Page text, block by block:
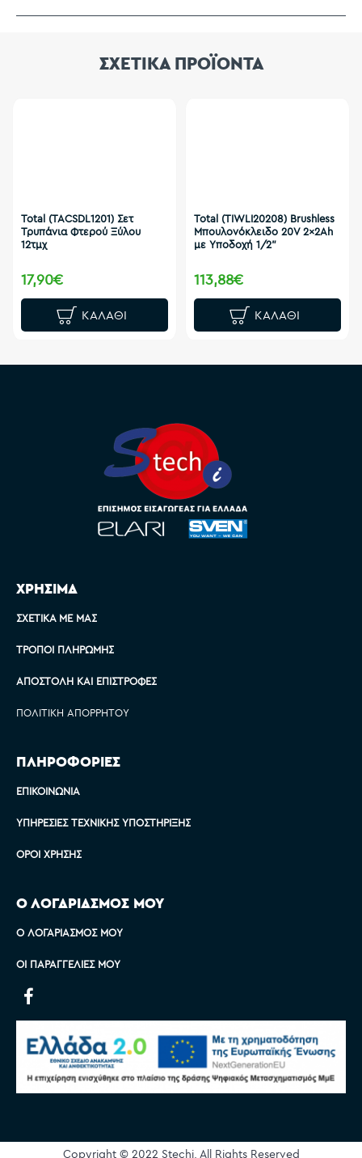
ΣΧΕΤΙΚΑ ΠΡΟΪΟΝΤΑ
Total (TACSDL1201) Σετ
Τρυπάνια Φτερού Ξύλου
12τμχ
17,90€
ΚΑΛΆΘΙ
Total (TIWLI20208) Brushless
Μπουλονόκλειδο 20V 2x2Ah
με Υποδοχή 1/2"
113,88€
ΚΑΛΆΘΙ
ΧΡΗΣΙΜΑ
ΣΧΕΤΙΚΆ ΜΕ ΜΑΣ
ΤΡΌΠΟΙ ΠΛΗΡΩΜΉΣ
ΑΠΟΣΤΟΛΉ ΚΑΙ ΕΠΙΣΤΡΟΦΈΣ
ΠΟΛΙΤΙΚΉ ΑΠΟΡΡΉΤΟΥ
ΠΛΗΡΟΦΟΡΙΕΣ
ΕΠΙΚΟΙΝΩΝΊΑ
ΥΠΗΡΕΣΊΕΣ ΤΕΧΝΙΚΉΣ ΥΠΟΣΤΉΡΙΞΗΣ
ΌΡΟΙ ΧΡΉΣΗΣ
Ο ΛΟΓΑΡΙΑΣΜΟΣ ΜΟΥ
Ο ΛΟΓΑΡΙΑΣΜΌΣ ΜΟΥ
ΟΙ ΠΑΡΑΓΓΕΛΊΕΣ ΜΟΥ
Copyright © 2022 Stechi, All Rights Reserved